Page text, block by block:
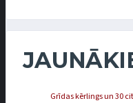
Grīdas kērlings un 30